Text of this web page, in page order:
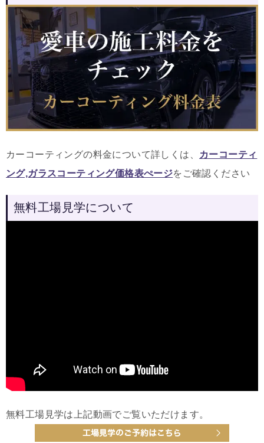
カーコーティングの料金について詳しくは、
カーコーティ
ング,ガラスコーティング価格表ぺージをご確認ください
無料工場見学について
無料工場見学は上記動画でご覧いただけます。